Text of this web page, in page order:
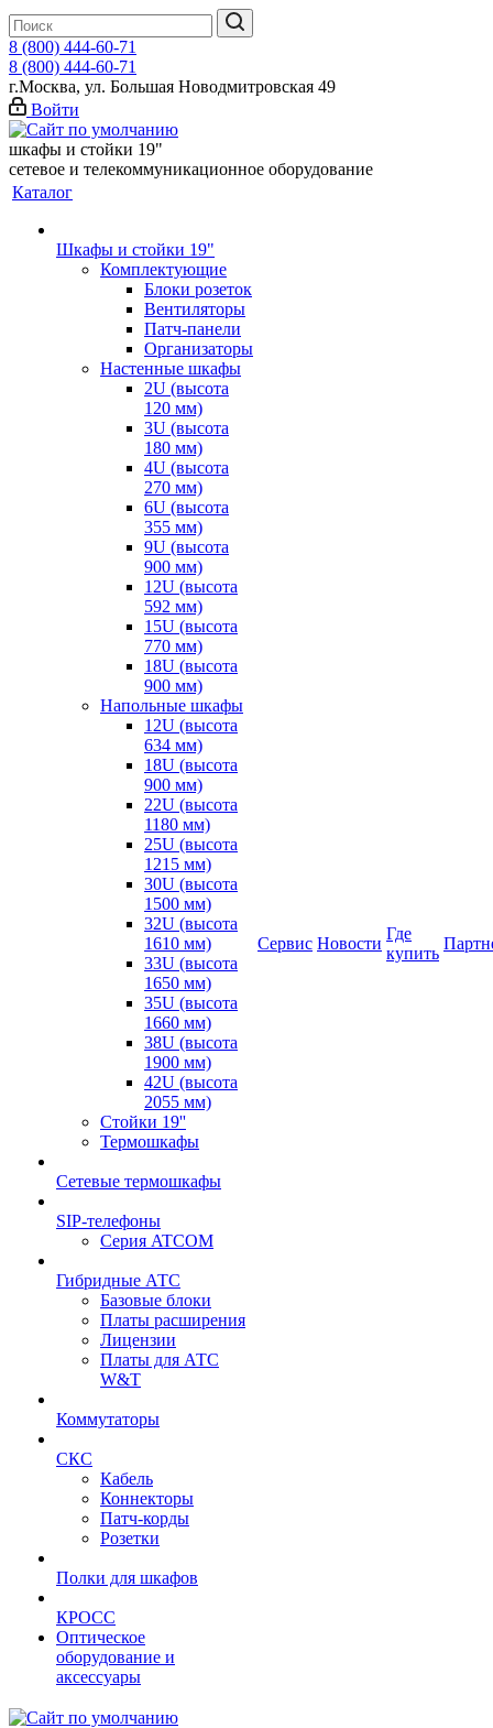
8 (800) 444-60-71
8 (800) 444-60-71
г.Москва, ул. Большая Новодмитровская 49
Войти
шкафы и стойки 19"
сетевое и телекоммуникационное оборудование
Каталог
Шкафы и стойки 19"
Комплектующие
Блоки розеток
Вентиляторы
Патч-панели
Организаторы
Настенные шкафы
2U (высота
120 мм)
3U (высота
180 мм)
4U (высота
270 мм)
6U (высота
355 мм)
9U (высота
900 мм)
12U (высота
592 мм)
15U (высота
770 мм)
18U (высота
900 мм)
Напольные шкафы
12U (высота
634 мм)
18U (высота
900 мм)
22U (высота
1180 мм)
25U (высота
1215 мм)
30U (высота
1500 мм)
32U (высота
1610 мм)
33U (высота
1650 мм)
35U (высота
1660 мм)
38U (высота
1900 мм)
42U (высота
2055 мм)
Стойки 19''
Термошкафы
Сетевые термошкафы
SIP-телефоны
Серия ATCOM
Гибридные АТС
Базовые блоки
Платы расширения
Лицензии
Платы для АТС
W&T
Коммутаторы
СКС
Кабель
Коннекторы
Патч-корды
Розетки
Полки для шкафов
КРОСС
Оптическое
оборудование и
аксессуары
Сервис Новости
Где
купить